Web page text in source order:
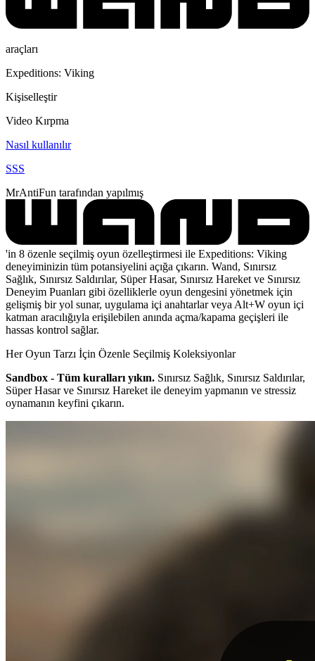
araçları
Expeditions: Viking
Kişiselleştir
Video Kırpma
Nasıl kullanılır
SSS
MrAntiFun tarafından yapılmış
'in 8 özenle seçilmiş oyun özelleştirmesi ile Expeditions: Viking
deneyiminizin tüm potansiyelini açığa çıkarın. Wand, Sınırsız
Sağlık, Sınırsız Saldırılar, Süper Hasar, Sınırsız Hareket ve Sınırsız
Deneyim Puanları gibi özelliklerle oyun dengesini yönetmek için
gelişmiş bir yol sunar, uygulama içi anahtarlar veya Alt+W oyun içi
katman aracılığıyla erişilebilen anında açma/kapama geçişleri ile
hassas kontrol sağlar.
Her Oyun Tarzı İçin Özenle Seçilmiş Koleksiyonlar
Sandbox - Tüm kuralları yıkın. Sınırsız Sağlık, Sınırsız Saldırılar,
Süper Hasar ve Sınırsız Hareket ile deneyim yapmanın ve stressiz
oynamanın keyfini çıkarın.